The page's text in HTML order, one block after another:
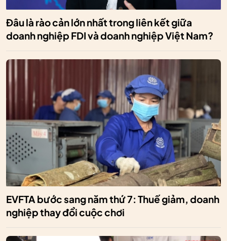
Đâu là rào cản lớn nhất trong liên kết giữa
doanh nghiệp FDI và doanh nghiệp Việt Nam?
EVFTA bước sang năm thứ 7: Thuế giảm, doanh
nghiệp thay đổi cuộc chơi